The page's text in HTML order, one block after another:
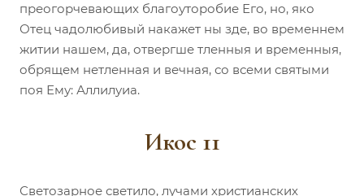
преогорчевающих благоуторобие Его, но, яко
Отец чадолюбивый накажет ны зде, во временнем
житии нашем, да, отвергше тленныя и временныя,
обрящем нетленная и вечная, со всеми святыми
поя Ему: Аллилуиа.
Икос 11
Светозарное светило, лучами христианских